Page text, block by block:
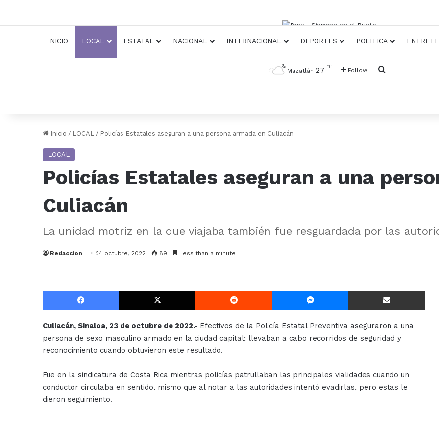
INICIO LOCAL ESTATAL NACIONAL INTERNACIONAL DEPORTES POLITICA
Mazatlán 27 ℃ Follow
Inicio / LOCAL / Policías Estatales aseguran a una persona armada en Culiacán
LOCAL
Policías Estatales aseguran a una
Culiacán
La unidad motriz en la que viajaba también fue resguardada por las
Redaccion 24 octubre, 2022 89 Less than a minute
Facebook X Reddit Messenger Compartir Via E-mail
Culiacán, Sinaloa, 23 de octubre de 2022.- Efectivos de la Policía Estatal Preventiva aseguraron a una
persona de sexo masculino armado en la ciudad capital; llevaban a cabo recorridos de seguridad y
reconocimiento cuando obtuvieron este resultado.
Fue en la sindicatura de Costa Rica mientras policías patrullaban las principales vialidades cuando un
conductor circulaba en sentido, mismo que al notar a las autoridades intentó evadirlas, pero estas le
dieron seguimiento.